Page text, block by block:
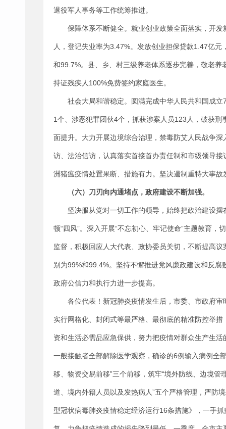
退役军人事务等工作统筹推进。
保障体系不断健全。就业创业政策全面落实，开
人，登记失业率为3.47%。发放创业担保贷款1.47亿元
和99.7%。县、乡、村三级养老体系逐步完善，敬老
持证残疾人100%免费签约家庭医生。
社会大局和谐稳定。圆满完成中华人民共和国成
1个、涉恶犯罪团伙4个，抓获涉案人员123人，破获
面提升。大力开展边境综合治理，禁毒防艾人民战争
访、法治信访，认真落实首接首办责任制和市级领导
洲猪瘟疫情处置果断、措施有力。坚决遏制重特大事
（六）刀刃向内通堵点，政府建设不断加强。
坚决服从党对一切工作的领导，始终把政治建设
顿“四风”。深入开展“不忘初心、牢记使命”主题教育，
监督，积极回应人大代表、政协委员关切，不断提高
别为99%和99.4%。坚持不懈推进党风廉政建设和反
政府公信力和执行力进一步提高。
各位代表！新冠肺炎疫情发生后，市委、市政府
实行网格化、封闭式等最严格、最彻底的精准防控举
资和生活必需品应急保供，努力把疫情对群众生产生
一般接触者全部解除医学观察，确诊的6例输入病例全
移、物资交易前移”三个前移，筑牢“境外防线、边境
道、境内外籍人员以及发热病人”五个严格管理，严防
型冠状病毒肺炎疫情稳定经济运行16条措施》，一手